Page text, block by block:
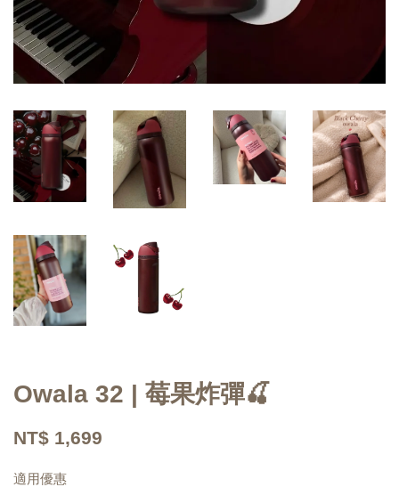
Owala 32 | 莓果炸彈🍒
NT$ 1,699
適用優惠